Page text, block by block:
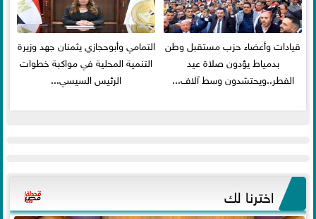
قيادات وأعضاء حزب مستقبل وطن
بدمياط يؤدون صلاة عيد
الفطر..ويحتشدون وسط آلاف...
التمامي وأبوحجازي يثمنان جهد وزيرة
التنمية المحلية في مواكبة خطوات
الرئيس السيسي...
اخترنا لك